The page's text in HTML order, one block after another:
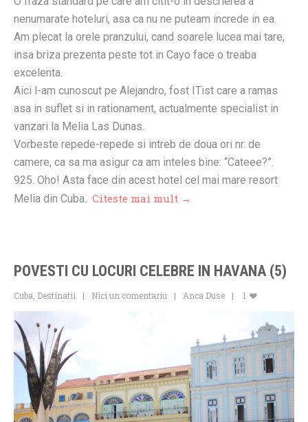
nenumarate hoteluri, asa ca nu ne puteam increde in ea.
Am plecat la orele pranzului, cand soarele lucea mai tare,
insa briza prezenta peste tot in Cayo face o treaba
excelenta.
Aici l-am cunoscut pe Alejandro, fost ITist care a ramas
asa in suflet si in rationament, actualmente specialist in
vanzari la Melia Las Dunas.
Vorbeste repede-repede si intreb de doua ori nr. de
camere, ca sa ma asigur ca am inteles bine: “Cateee?”.
925. Oho! Asta face din acest hotel cel mai mare resort
Melia din Cuba. Citeste mai mult →
POVESTI CU LOCURI CELEBRE IN HAVANA (5)
Cuba Destinatii Nici un comentariu Anca Duse 1